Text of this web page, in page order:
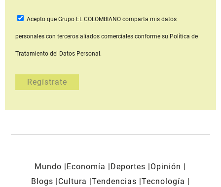
Acepto que Grupo EL COLOMBIANOcomparta mis datos
personales con terceros aliados comerciales conforme su Política de
Tratamiento del Datos Personal.
Mundo Economía Deportes
Opinión
Blogs
Cultura Tendencias Tecnología